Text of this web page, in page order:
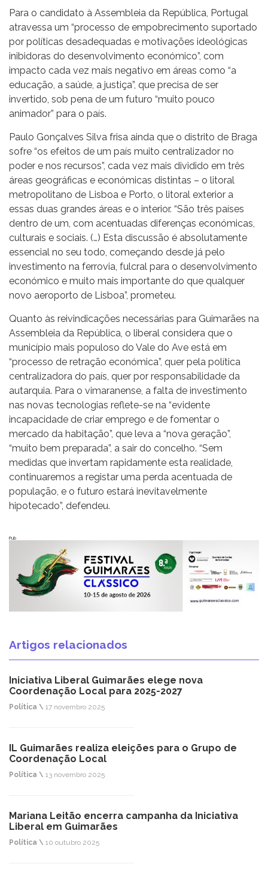
Para o candidato à Assembleia da República, Portugal
atravessa um “processo de empobrecimento suportado
por políticas desadequadas e motivações ideológicas
inibidoras do desenvolvimento económico”, com
impacto cada vez mais negativo em áreas como “a
educação, a saúde, a justiça”, que precisa de ser
invertido, sob pena de um futuro “muito pouco
animador” para o país.
Paulo Gonçalves Silva frisa ainda que o distrito de Braga
sofre “os efeitos de um país muito centralizador no
poder e nos recursos”, cada vez mais dividido em três
áreas geográficas e económicas distintas – o litoral
metropolitano de Lisboa e Porto, o litoral exterior a
essas duas grandes áreas e o interior. “São três países
dentro de um, com acentuadas diferenças económicas,
culturais e sociais. (…) Esta discussão é absolutamente
essencial no seu todo, começando desde já pelo
investimento na ferrovia, fulcral para o desenvolvimento
económico e muito mais importante do que qualquer
novo aeroporto de Lisboa”, prometeu.
Quanto às reivindicações necessárias para Guimarães na
Assembleia da República, o liberal considera que o
município mais populoso do Vale do Ave está em
“processo de retração económica”, quer pela política
centralizadora do país, quer por responsabilidade da
autarquia. Para o vimaranense, a falta de investimento
nas novas tecnologias reflete-se na “evidente
incapacidade de criar emprego e de fomentar o
mercado da habitação”, que leva a “nova geração”,
“muito bem preparada”, a sair do concelho. “Sem
medidas que invertam rapidamente esta realidade,
continuaremos a registar uma perda acentuada de
população, e o futuro estará inevitavelmente
hipotecado”, defendeu.
Pub
Artigos relacionados
Iniciativa Liberal Guimarães elege nova
Coordenação Local para 2025-2027
Política \ 17 novembro 2025
IL Guimarães realiza eleições para o Grupo de
Coordenação Local
Política \ 13 novembro 2025
Mariana Leitão encerra campanha da Iniciativa
Liberal em Guimarães
Política \ 10 outubro 2025